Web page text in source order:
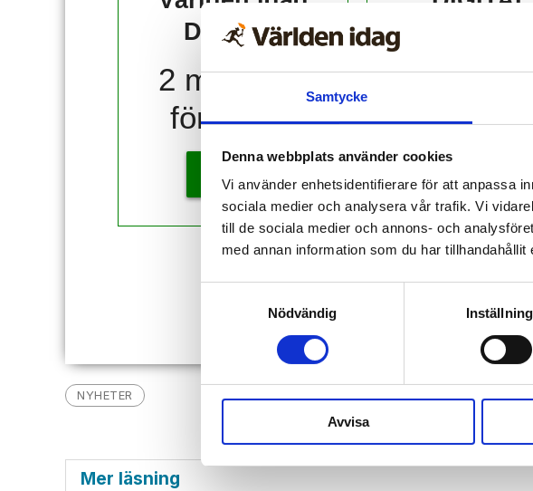
Samtycke
Denna webbplats använder cookies
Vi använder enhetsidentifierare för att anpassa
sociala medier och analysera vår trafik. Vi
till de sociala medier och annons- och
med annan information som du har
Nödvändig
Avvisa
DIGITAL
2 månader
för 10 kr!
kr/månad ​​​​​​
KÖP
NYHETER
Mer läsning